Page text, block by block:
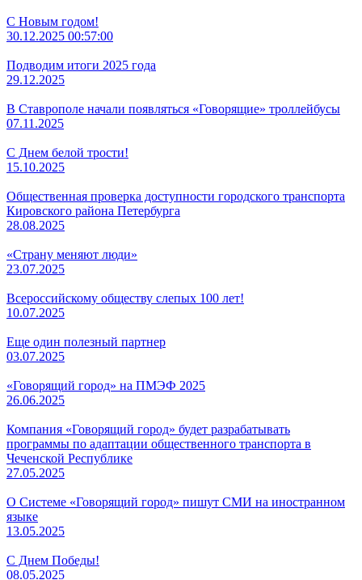
С Новым годом!
30.12.2025 00:57:00
Подводим итоги 2025 года
29.12.2025
В Ставрополе начали появляться «Говорящие» троллейбусы
07.11.2025
С Днем белой трости!
15.10.2025
Общественная проверка доступности городского транспорта
Кировского района Петербурга
28.08.2025
«Страну меняют люди»
23.07.2025
Всероссийскому обществу слепых 100 лет!
10.07.2025
Еще один полезный партнер
03.07.2025
«Говорящий город» на ПМЭФ 2025
26.06.2025
Компания «Говорящий город» будет разрабатывать
программы по адаптации общественного транспорта в
Чеченской Республике
27.05.2025
О Системе «Говорящий город» пишут СМИ на иностранном
языке
13.05.2025
С Днем Победы!
08.05.2025